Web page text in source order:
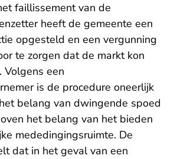
faillissement van de
heeft de gemeente een
opgesteld en een vergunning
te zorgen dat de markt kon
Volgens een
is de procedure oneerlijk
belang van dwingende spoed
het belang van het bieden
mededingingsruimte. De
dat in het geval van een